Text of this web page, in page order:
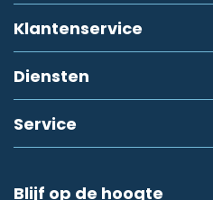
Klantenservice
Diensten
Service
Blijf op de hoogte